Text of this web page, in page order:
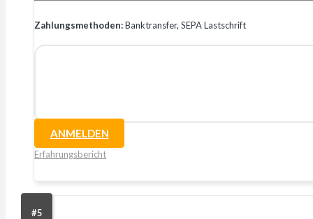
Zahlungsmethoden:Banktransfer, SEPA Lastschrift
ANMELDEN
Erfahrungsbericht
#5